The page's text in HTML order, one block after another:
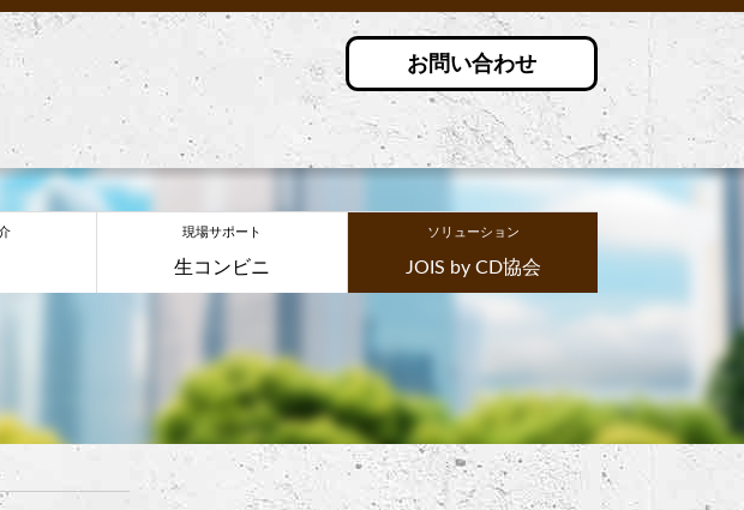
お問い合わせ
現場サポート
生コンビニ
ソリューション
JOIS by CD協会